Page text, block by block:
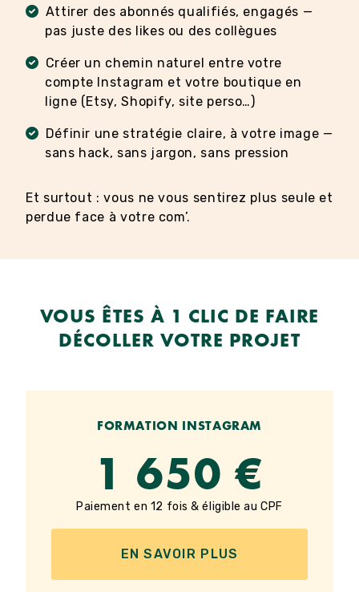
Attirer des abonnés qualifiés, engagés —
pas juste des likes ou des collègues
Créer un chemin naturel entre votre
compte Instagram et votre boutique en
ligne (Etsy, Shopify, site perso…)
Définir une stratégie claire, à votre image —
sans hack, sans jargon, sans pression
Et surtout : vous ne vous sentirez plus seule et
perdue face à votre com’.
VOUS ÊTES À 1 CLIC DE FAIRE
DÉCOLLER VOTRE PROJET
FORMATION INSTAGRAM
1 650 €
Paiement en 12 fois & éligible au CPF
EN SAVOIR PLUS